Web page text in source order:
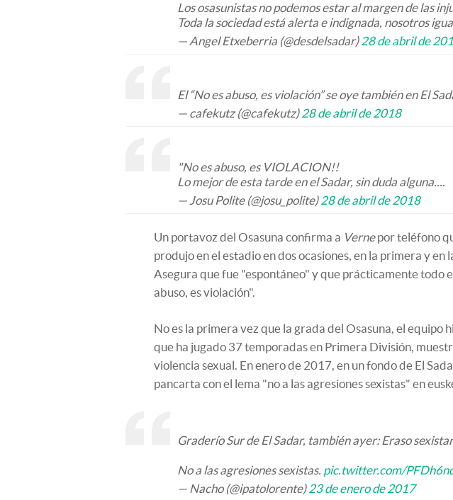
Los osasunistas no podemos estar al margen de las
Toda la sociedad está alerta e indignada, nosotros
— Angel Etxeberria (@desdelsadar)28 de abril de
El “No es abuso, es violación” se oye también en El
— cafekutz (@cafekutz)28 de abril de 2018
"No es abuso, es VIOLACION!!
Lo mejor de esta tarde en el Sadar, sin duda alguna....
— Josu Polite (@josu_polite)28 de abril de 2018
Un portavoz del Osasuna confirma a Vernepor teléfono
produjo en el estadio en dos ocasiones, en la primera y en
Asegura que fue "espontáneo" y que prácticamente todo
abuso, es violación".
No es la primera vez que la grada del Osasuna, el equipo
que ha jugado 37 temporadas en Primera División,
violencia sexual. En enero de 2017, en un fondo de El
pancarta con el lema "no a las agresiones sexistas" en
Graderío Sur de El Sadar, también ayer: Eraso
No a las agresiones sexistas. pic.twitter.com/
— Nacho (@ipatolorente)23 de enero de 2017